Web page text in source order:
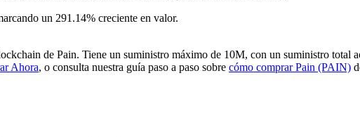
un 291.14% creciente en valor.
de Pain. Tiene un suministro máximo de 10M, con un suministro
Ahora, o consulta nuestra guía paso a paso sobre cómo comprar Pain (PAIN)